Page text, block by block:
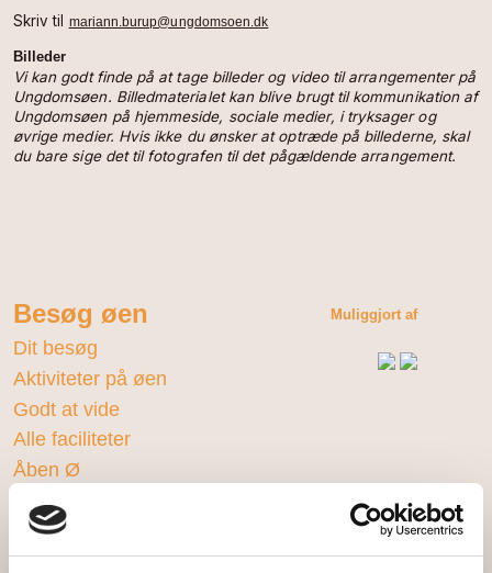
Skriv til mariann.burup@ungdomsoen.dk
Billeder
Vi kan godt finde på at tage billeder og video til arrangementer på
Ungdomsøen. Billedmaterialet kan blive brugt til kommunikation af
Ungdomsøen på hjemmeside, sociale medier, i tryksager og
øvrige medier. Hvis ikke du ønsker at optræde på billederne, skal
du bare sige det til fotografen til det pågældende arrangement.
Besøg øen
Dit besøg
Aktiviteter på øen
Godt at vide
Alle faciliteter
Åben Ø
Ungefællesskabet
Bliv en del af fællesskabet
Muliggjort af